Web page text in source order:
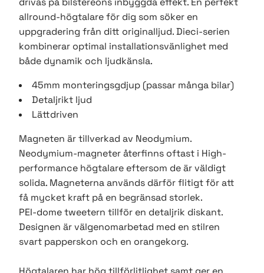
allround-högtalare för dig som söker en
uppgradering från ditt originalljud. Dieci-serien
kombinerar optimal installationsvänlighet med
både dynamik och ljudkänsla.
45mm monteringsgdjup (passar många bilar)
Detaljrikt ljud
Lättdriven
Magneten är tillverkad av Neodymium.
Neodymium-magneter återfinns oftast i High-
performance högtalare eftersom de är väldigt
solida. Magneterna används därför flitigt för att
få mycket kraft på en begränsad storlek.
PEI-dome tweetern tillför en detaljrik diskant.
Designen är välgenomarbetad med en stilren
svart papperskon och en orangekorg.